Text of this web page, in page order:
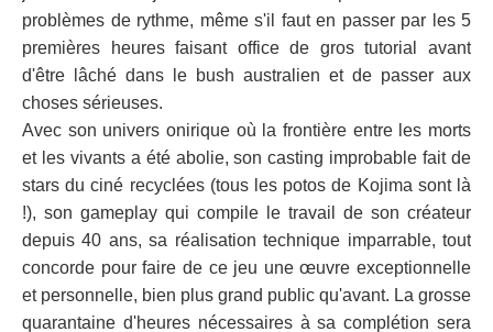
problèmes de rythme, même s'il faut en passer par les 5
premières heures faisant office de gros tutorial avant
d'être lâché dans le bush australien et de passer aux
choses sérieuses.
Avec son univers onirique où la frontière entre les morts
et les vivants a été abolie, son casting improbable fait de
stars du ciné recyclées (tous les potos de Kojima sont là
!), son gameplay qui compile le travail de son créateur
depuis 40 ans, sa réalisation technique imparrable, tout
concorde pour faire de ce jeu une œuvre exceptionnelle
et personnelle, bien plus grand public qu'avant. La grosse
quarantaine d'heures nécessaires à sa complétion sera